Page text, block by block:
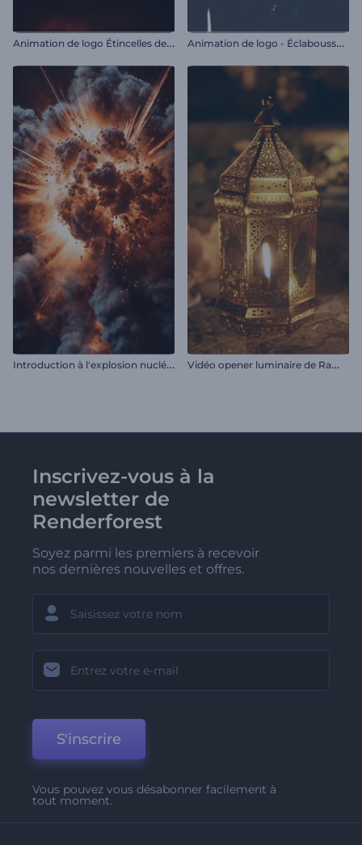
A
nimation de logo Étincelles de feu rapides A
nimation de logo - Éclaboussure de liquide
I
ntroduction à l'explosion nucléaire V
idéo opener luminaire de Ramadan
Inscrivez-vous à la
newsletter de
Renderforest
Soyez parmi les premiers à recevoir
nos dernières nouvelles et offres.
S'inscrire
Vous pouvez vous désabonner facilement à
tout moment.